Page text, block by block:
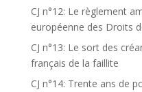
CJ n°12: Le règlement
européenne des Droits
CJ n°13: Le sort des
français de la faillite
CJ n°14: Trente ans de